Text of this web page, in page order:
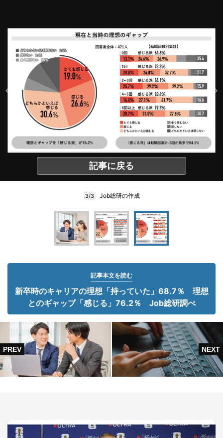
記事に戻る
3/3 Job総研の作成
記事本文を読む
新卒時のキャリアの理想「持っていた」68.7％ 理想
とのギャップ「感じる」76.2％ Job総研調べ